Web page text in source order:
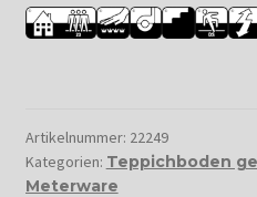
Artikelnummer: 22249
Kategorien: Teppichboden
Meterware